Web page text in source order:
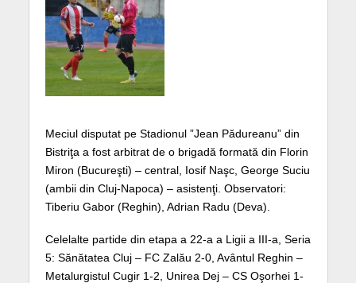
Meciul disputat pe Stadionul ”Jean Pădureanu” din
Bistriţa a fost arbitrat de o brigadă formată din Florin
Miron (Bucureşti) – central, Iosif Naşc, George Suciu
(ambii din Cluj-Napoca) – asistenţi. Observatori:
Tiberiu Gabor (Reghin), Adrian Radu (Deva).
Celelalte partide din etapa a 22-a a Ligii a III-a, Seria
5: Sănătatea Cluj – FC Zalău 2-0, Avântul Reghin –
Metalurgistul Cugir 1-2, Unirea Dej – CS Oşorhei 1-